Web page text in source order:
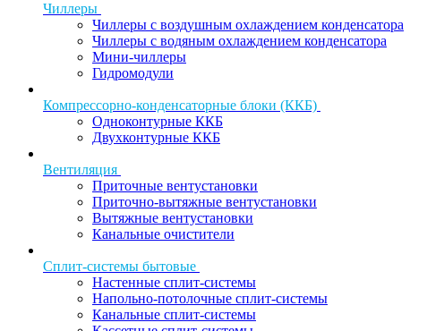
Чиллеры
Чиллеры с воздушным охлаждением конденсатора
Чиллеры с водяным охлаждением конденсатора
Мини-чиллеры
Гидромодули
Компрессорно-конденсаторные блоки (ККБ)
Одноконтурные ККБ
Двухконтурные ККБ
Вентиляция
Приточные вентустановки
Приточно-вытяжные вентустановки
Вытяжные вентустановки
Канальные очистители
Сплит-системы бытовые
Настенные сплит-системы
Напольно-потолочные сплит-системы
Канальные сплит-системы